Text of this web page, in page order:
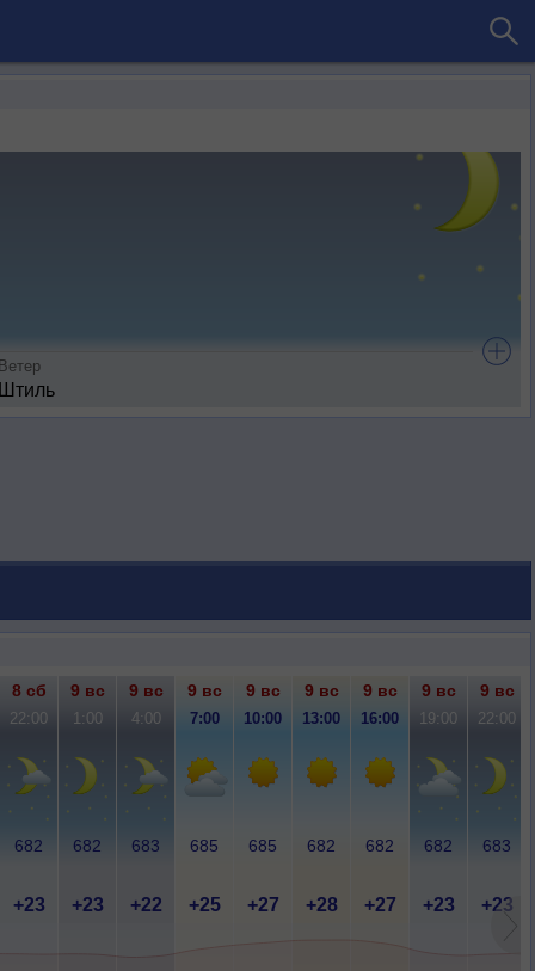
8 сб 9 вс 9 вс 9 вс 9 вс 9 вс 9 вс 9 вс 9 вс
22:00 1:00 4:00 7:00 10:00 13:00 16:00 19:00 22:00
682 682 683 685 685 682 682 682 683
+23 +23 +22 +25 +27 +28 +27 +23 +23